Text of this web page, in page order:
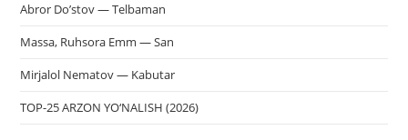
Abror Do’stov — Telbaman
Massa, Ruhsora Emm — San
Mirjalol Nematov — Kabutar
TOP-25 ARZON YO‘NALISH (2026)